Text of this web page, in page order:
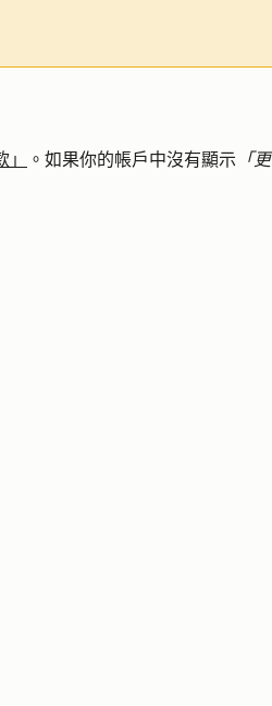
」 。如果你的帳戶中沒有顯示 「更